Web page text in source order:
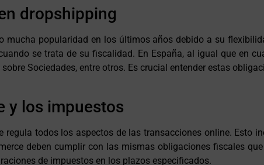
dropshipping
mucha popularidad en los últimos años debido a su
se trata de su fiscalidad. En España, al igual que en
Sociedades, entre otros. Es crucial entender estas
y los impuestos
regula todos los aspectos de las transacciones online. Esto
deben cumplir con las mismas obligaciones fiscales
de impuestos en los plazos especificados.